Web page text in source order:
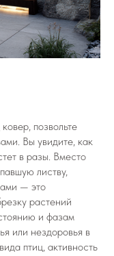
позвольте
Вы увидите, как
в разы. Вместо
листву,
— это
растений
и фазам
или нездоровья в
птиц, активность